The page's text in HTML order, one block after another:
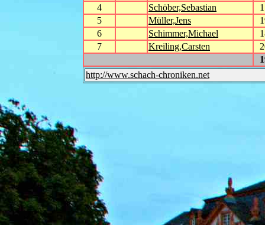
4
Schöber,Sebastian
5
Müller,Jens
6
Schimmer,Michael
7
Kreiling,Carsten
http://www.schach-chroniken.net